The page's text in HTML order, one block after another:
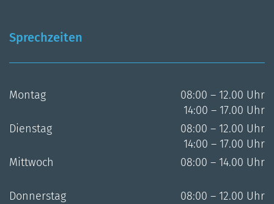
Sprechzeiten
Montag
08:00 – 12.00 Uhr
14:00 – 17.00 Uhr
Dienstag
08:00 – 12.00 Uhr
14:00 – 17.00 Uhr
Mittwoch
08:00 – 14.00 Uhr
Donnerstag
08:00 – 12.00 Uhr